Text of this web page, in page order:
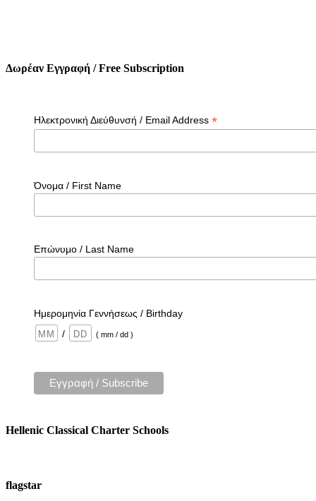
Δωρέαν Εγγραφή / Free Subscription
Ηλεκτρονική Διεύθυνσή / Email Address *
Όνομα / First Name
Επώνυμο / Last Name
Ημερομηνία Γεννήσεως / Birthday
/
( mm / dd )
Hellenic Classical Charter Schools
flagstar